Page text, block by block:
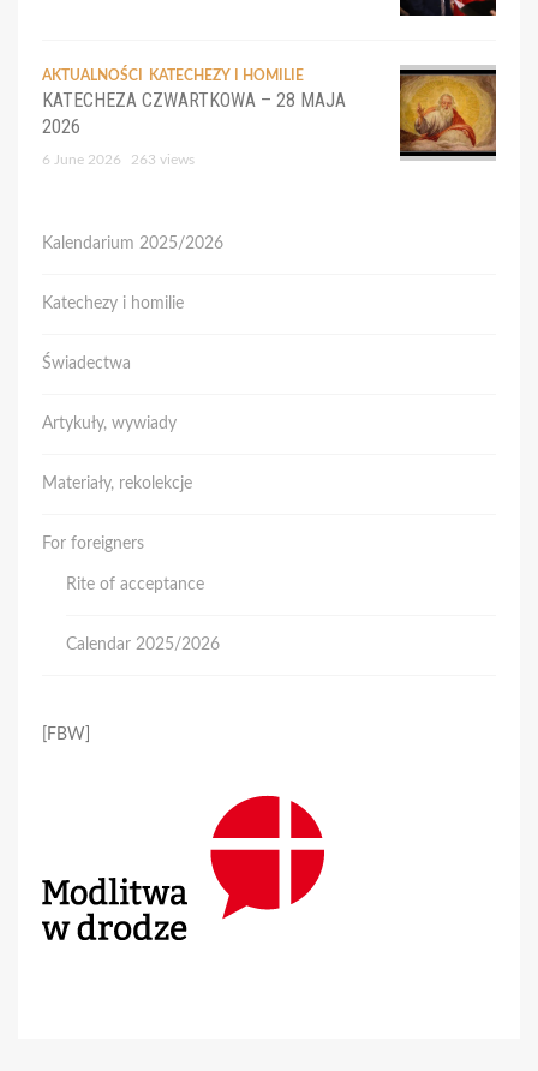
AKTUALNOŚCI KATECHEZY I HOMILIE
KATECHEZA CZWARTKOWA – 28 MAJA
2026
6 June 2026 263 views
Kalendarium 2025/2026
Katechezy i homilie
Świadectwa
Artykuły, wywiady
Materiały, rekolekcje
For foreigners
Rite of acceptance
Calendar 2025/2026
[FBW]